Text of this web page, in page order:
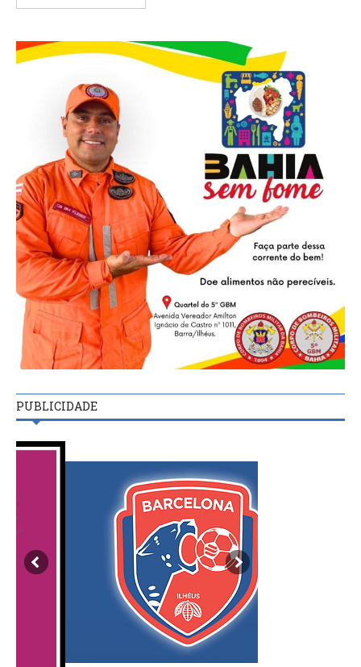
PUBLICIDADE